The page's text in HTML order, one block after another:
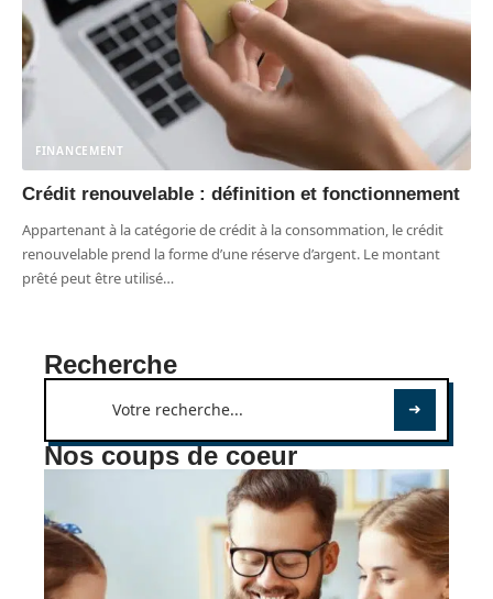
FINANCEMENT
Crédit renouvelable : définition et fonctionnement
Appartenant à la catégorie de crédit à la consommation, le crédit
renouvelable prend la forme d’une réserve d’argent. Le montant
prêté peut être utilisé…
Recherche
Nos coups de coeur